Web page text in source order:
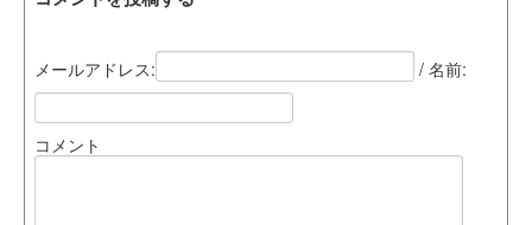
メールアドレス: / 名前:
コメント